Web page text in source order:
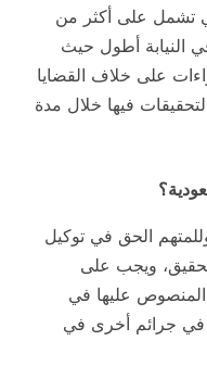
تشمل على أكثر من
النيابة أطول حيث
على خلاف القضايا
فيها خلال مدة
الحق في توكيل
ويجب على
عليها في
في جرائم أخرى في